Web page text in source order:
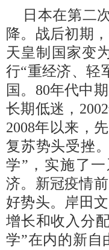
日本在第二
降。战后初期
天皇制国家变
行“重经济、轻
国。80年代中
长期低迷，
2008年以来，
复苏势头受挫
学”，实施了
济。新冠疫情
好势头。岸田
增长和收入分
学”在内的新自